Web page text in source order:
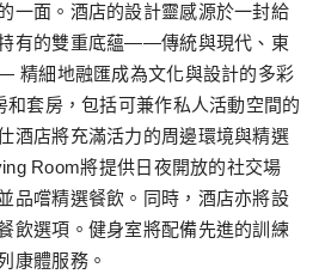
一面。酒店的設計靈感源於一封給
有的雙重底蘊——傳統與現代、東
精細地融匯成為文化與設計的多彩
套房，包括可兼作私人活動空間的
酒店將充滿活力的周邊環境與精選
Room將提供日夜開放的社交場
品嚐精選餐飲。同時，酒店亦將設
飲選項。健身室將配備先進的訓練
康體服務。